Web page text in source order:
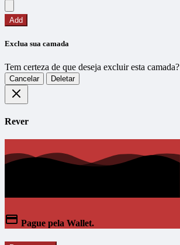
Add
Exclua sua camada
Tem certeza de que deseja excluir esta camada?
Cancelar Deletar
Rever
Pague pela Wallet.